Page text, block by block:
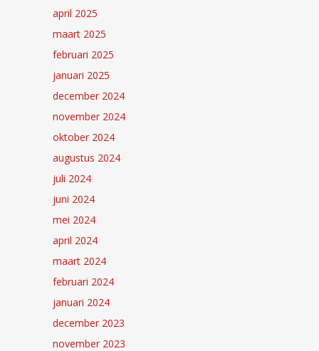
april 2025
maart 2025
februari 2025
januari 2025
december 2024
november 2024
oktober 2024
augustus 2024
juli 2024
juni 2024
mei 2024
april 2024
maart 2024
februari 2024
januari 2024
december 2023
november 2023